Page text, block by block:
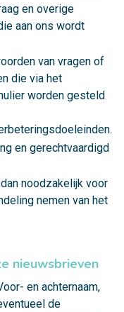
en overige
aan ons wordt
van vragen of
die via het
worden gesteld
en gerechtvaardigd
noodzakelijk voor
nemen van het
nieuwsbrieven
en achternaam,
de